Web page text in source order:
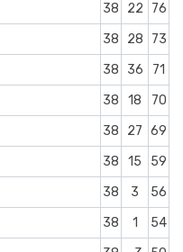
38 22
76
38 28
73
38 36
71
38 18
70
38 27 69
38 15
59
38 3
56
38 1
54